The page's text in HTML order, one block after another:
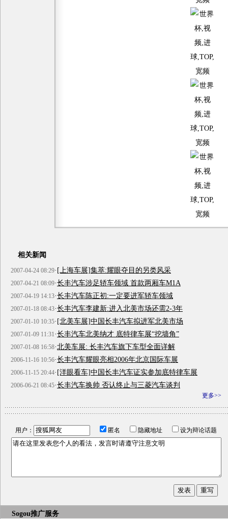
相关新闻
2007-04-24 08:29·[上海车展]集萃:耀眼夺目的另类风采
2007-04-21 08:09·长丰汽车涉足轿车领域 首款两厢车M1A
2007-04-19 14:13·长丰汽车陈正初:一定要进军轿车领域
2007-01-18 08:43·长丰汽车李建新:进入北美市场还需2-3年
2007-01-10 10:35·[北美车展]中国长丰汽车拟进军北美市场
2007-01-09 11:31·长丰汽车北美纳才 底特律车展“挖墙角”
2007-01-08 16:58·北美车展: 长丰汽车旗下车型全面详解
2006-11-16 10:56·长丰汽车耀眼亮相2006年北京国际车展
2006-11-15 20:44·[洋眼看车]中国长丰汽车证实参加底特律车展
2006-06-21 08:45·长丰汽车换帅 否认终止与三菱汽车谈判
更多>>
用户： 匿名 隐藏地址 设为辩论话题
Sogou推广服务